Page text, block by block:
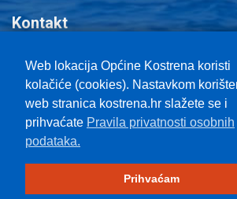
Web lokacija Općine Kostrena koristi
kolačiće (cookies). Nastavkom
web stranica kostrena.hr slažete se i
prihvaćate Pravila privatnosti osobnih
podataka.
Prihvaćam
Kontakt
Tel: 051/ 209 000
Fax: 051/ 289 400
E-mail:kostrena@kostrena.hr
Kontakt informacije
Uvjeti korištenja
Pravo na pristup informacijama
Zaštita privatnosti